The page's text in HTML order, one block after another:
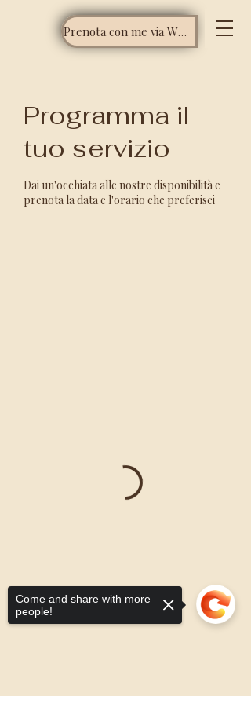
Prenota con me via WhatsApp
Programma il
tuo servizio
Dai un'occhiata alle nostre disponibilità e
prenota la data e l'orario che preferisci
Come and share with more
people!